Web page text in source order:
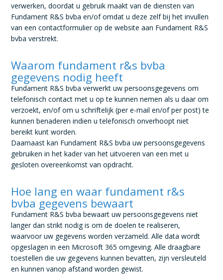
Over Fundament
NL FR
verwerken, doordat u gebruik maakt van de diensten van
Fundament R&S bvba en/of omdat u deze zelf bij het invullen
van een contactformulier op de website aan Fundament R&S
bvba verstrekt.
Waarom fundament r&s bvba
gegevens nodig heeft
Fundament R&S bvba verwerkt uw persoonsgegevens om
telefonisch contact met u op te kunnen nemen als u daar om
verzoekt, en/of om u schriftelijk (per e-mail en/of per post) te
kunnen benaderen indien u telefonisch onverhoopt niet
bereikt kunt worden.
Daarnaast kan Fundament R&S bvba uw persoonsgegevens
gebruiken in het kader van het uitvoeren van een met u
gesloten overeenkomst van opdracht.
Hoe lang en waar fundament r&s
bvba gegevens bewaart
Fundament R&S bvba bewaart uw persoonsgegevens niet
langer dan strikt nodig is om de doelen te realiseren,
waarvoor uw gegevens worden verzameld. Alle data wordt
opgeslagen in een Microsoft 365 omgeving. Alle draagbare
toestellen die uw gegevens kunnen bevatten, zijn versleuteld
en kunnen vanop afstand worden gewist.